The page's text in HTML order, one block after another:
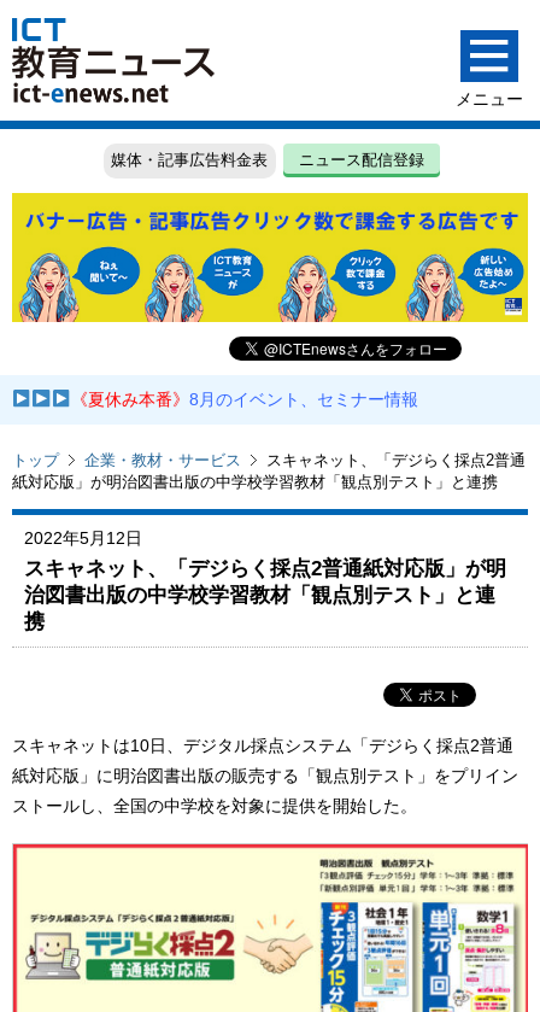
媒体・記事広告料金表 ニュース配信登録
《夏休み本番》8月のイベント、セミナー情報
トップ 企業・教材・サービス
スキャネット、「デジらく採点2普通
紙対応版」が明治図書出版の中学校学習教材「観点別テスト」と連携
2022年5月12日
スキャネット、「デジらく採点2普通紙対応版」が明
治図書出版の中学校学習教材「観点別テスト」と連
携
スキャネットは10日、デジタル採点システム「デジらく採点2普通
紙対応版」に明治図書出版の販売する「観点別テスト」をプリイン
ストールし、全国の中学校を対象に提供を開始した。